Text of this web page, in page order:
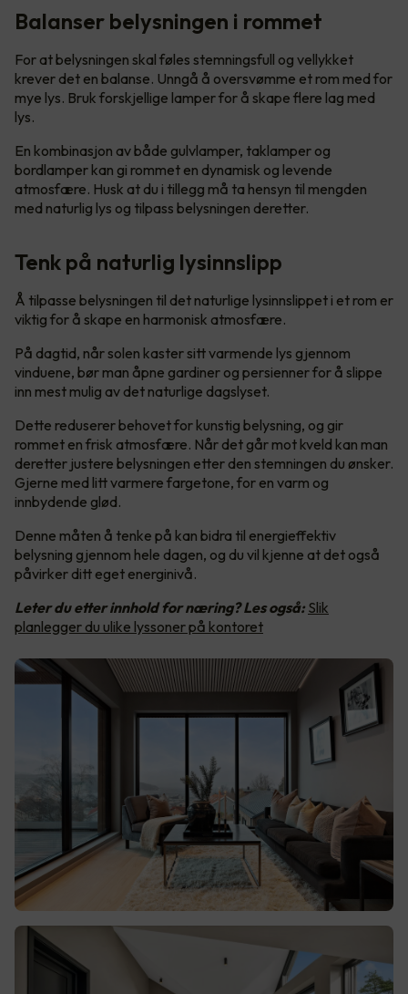
Balanser belysningen i rommet
For at belysningen skal føles stemningsfull og vellykket
krever det en balanse. Unngå å oversvømme et rom med for
mye lys. Bruk forskjellige lamper for å skape flere lag med
lys.
En kombinasjon av både gulvlamper, taklamper og
bordlamper kan gi rommet en dynamisk og levende
atmosfære. Husk at du i tillegg må ta hensyn til mengden
med naturlig lys og tilpass belysningen deretter.
Tenk på naturlig lysinnslipp
Å tilpasse belysningen til det naturlige lysinnslippet i et rom er
viktig for å skape en harmonisk atmosfære.
På dagtid, når solen kaster sitt varmende lys gjennom
vinduene, bør man åpne gardiner og persienner for å slippe
inn mest mulig av det naturlige dagslyset.
Dette reduserer behovet for kunstig belysning, og gir
rommet en frisk atmosfære. Når det går mot kveld kan man
deretter justere belysningen etter den stemningen du ønsker.
Gjerne med litt varmere fargetone, for en varm og
innbydende glød.
Denne måten å tenke på kan bidra til energieffektiv
belysning gjennom hele dagen, og du vil kjenne at det også
påvirker ditt eget energinivå.
Leter du etter innhold for næring? Les også: Slik
planlegger du ulike lyssoner på kontoret